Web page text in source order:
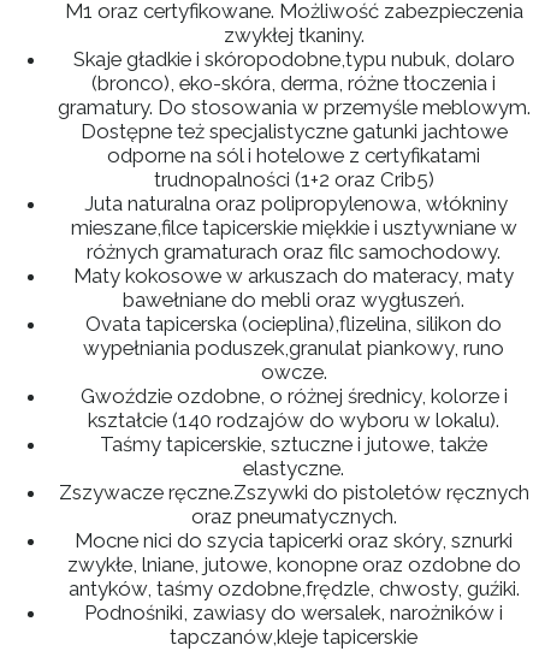
M1 oraz certyfikowane. Możliwość zabezpieczenia
zwykłej tkaniny.
Skaje gładkie i skóropodobne,typu nubuk, dolaro
(bronco), eko-skóra, derma, różne tłoczenia i
gramatury. Do stosowania w przemyśle meblowym.
Dostępne też specjalistyczne gatunki jachtowe
odporne na sól i hotelowe z certyfikatami
trudnopalności (1+2 oraz Crib5)
Juta naturalna oraz polipropylenowa, włókniny
mieszane,filce tapicerskie miękkie i usztywniane w
różnych gramaturach oraz filc samochodowy.
Maty kokosowe w arkuszach do materacy, maty
bawełniane do mebli oraz wygłuszeń.
Ovata tapicerska (ocieplina),flizelina, silikon do
wypełniania poduszek,granulat piankowy, runo
owcze.
Gwoździe ozdobne, o różnej średnicy, kolorze i
kształcie (140 rodzajów do wyboru w lokalu).
Taśmy tapicerskie, sztuczne i jutowe, także
elastyczne.
Zszywacze ręczne.Zszywki do pistoletów ręcznych
oraz pneumatycznych.
Mocne nici do szycia tapicerki oraz skóry, sznurki
zwykłe, lniane, jutowe, konopne oraz ozdobne do
antyków, taśmy ozdobne,frędzle, chwosty, guźiki.
Podnośniki, zawiasy do wersalek, narożników i
tapczanów,kleje tapicerskie